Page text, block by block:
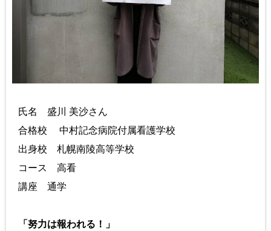
氏名 盛川 美沙さん
合格校 中村記念病院付属看護学校
出身校 札幌南陵高等学校
コース 高看
講座 通学
「努力は報われる！」